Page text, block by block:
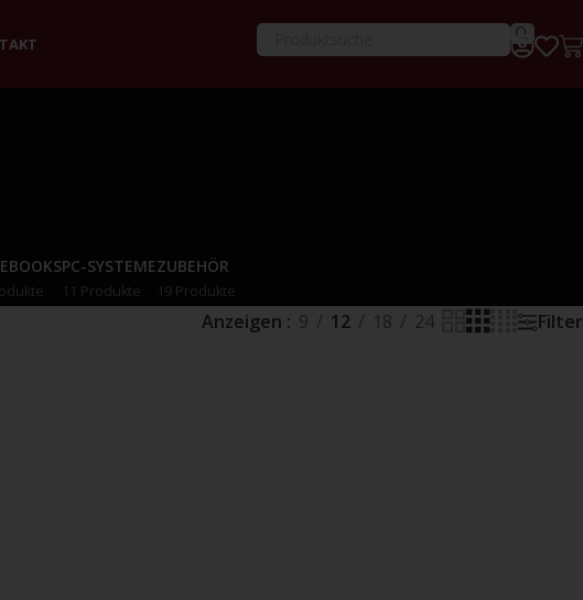
PC-SYSTEME
11 Produkte
ZUBEHÖR
19 Produkte
Anzeigen 9 12 18 24 Filter